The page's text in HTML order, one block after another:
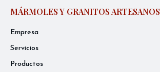
MÁRMOLES Y GRANITOS ARTESANOS
Empresa
Servicios
Productos